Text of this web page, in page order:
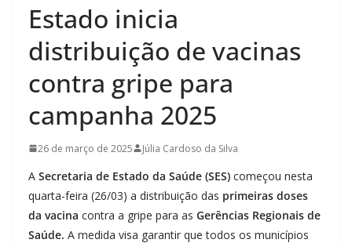
Estado inicia
distribuição de vacinas
contra gripe para
campanha 2025
26 de março de 2025 Júlia Cardoso da Silva
A Secretaria de Estado da Saúde (SES) começou nesta
quarta-feira (26/03) a distribuição das primeiras doses
da vacina contra a gripe para as Gerências Regionais de
Saúde. A medida visa garantir que todos os municípios